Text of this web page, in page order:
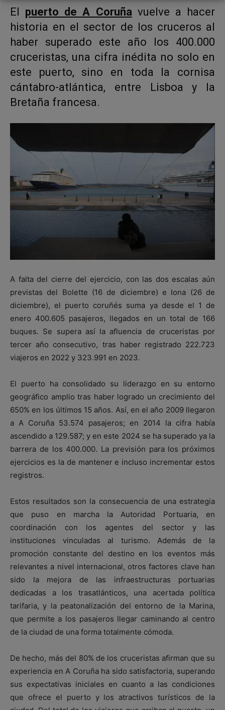
El puerto de A Coruña vuelve a hacer
historia en el sector de los cruceros al
haber superado este año los 400.000
cruceristas, una cifra inédita no solo en
este puerto, sino en toda la cornisa
cántabro-atlántica, entre Lisboa y la
Bretaña francesa.
A falta del cierre del ejercicio, con las dos escalas aún
previstas del Bolette (16 de diciembre) e Iona (26 de
diciembre), el puerto coruñés suma ya desde el 1 de
enero 400.605 pasajeros, llegados en un total de 166
buques. Se supera así la afluencia de cruceristas por
tercer año consecutivo, tras haber registrado 222.723
viajeros en 2022 y 323.991 en 2023.
El puerto ha consolidado su liderazgo en su entorno
geográfico amplio tras haber logrado un crecimiento del
650% en los últimos 15 años. Así, en el año 2009 llegaron
a A Coruña 53.574 pasajeros; en 2014 la cifra había
ascendido a 129.587; y en este 2024 se ha superado ya la
barrera de los 400.000. La previsión para los próximos
ejercicios es la de mantener e incluso incrementar estos
registros.
Estos resultados son la consecuencia de una estrategia
que puso en marcha la Autoridad Portuaria, en
coordinación con los agentes del sector y las
instituciones vinculadas al turismo. Además de la
promoción constante del destino en los eventos más
relevantes a nivel internacional, otros factores clave han
sido la mejora de las infraestructuras portuarias
dedicadas a los trasatlánticos, una acertada política
tarifaria, y la peatonalización del entorno de la Marina,
que permite a los pasajeros llegar caminando al centro
de la ciudad de una forma totalmente cómoda.
De hecho, más del 80% de los cruceristas afirman que su
experiencia en A Coruña ha sido satisfactoria, superando
sus expectativas iniciales en cuanto a las condiciones
que ofrece el puerto y los atractivos turísticos de la